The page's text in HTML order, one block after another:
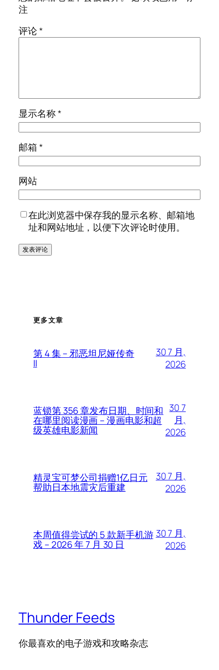
注
评论*
显示名称*
邮箱*
网站
在此浏览器中保存我的显示名称、邮箱地
址和网站地址，以便下次评论时使用。
更多文章
第 4 集 – 邪恶坦尼娅传奇
II
30 7 月,
2026
蓝锁第 356 章发布日期、时间和
在哪里阅读漫画 – 漫画电影和超
级英雄电影新闻
30 7
月,
2026
精灵宝可梦公司捐赠1亿日元
帮助日本地震灾后重建
30 7 月,
2026
本周值得尝试的 5 款新手机游
戏 – 2026 年 7 月 30 日
30 7 月,
2026
Thunder Feeds
你最喜欢的电子游戏和攻略杂志